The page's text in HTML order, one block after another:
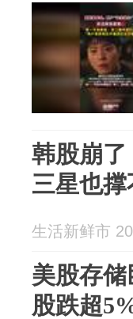
韩股崩
三星也撑
生活新鲜市
美股存
股跌超